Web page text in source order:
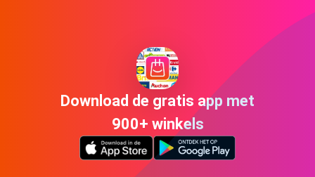
Download de gratis app met
900+ winkels